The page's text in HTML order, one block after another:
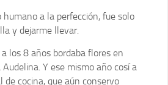
a la perfección, fue solo
y dejarme llevar.
los 8 años bordaba flores en
Y ese mismo año cosí a
cocina, que aún conservo